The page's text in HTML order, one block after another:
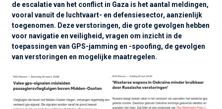
de escalatie van het conflict in Gaza is het aantal meldingen,
vooral vanuit de luchtvaart- en defensiesector, aanzienlijk
toegenomen. Deze verstoringen, die grote gevolgen hebben
voor navigatie en veiligheid, vragen om inzicht in de
toepassingen van GPS-jamming en -spoofing, de gevolgen
van verstoringen en mogelijke maatregelen.